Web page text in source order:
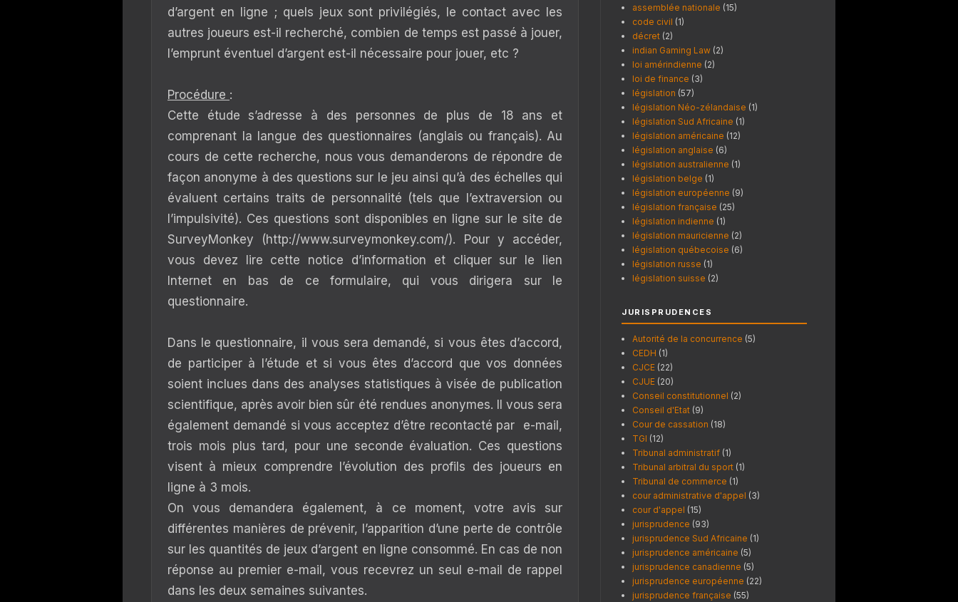
d’argent en ligne ; quels jeux sont privilégiés, le contact avec les
autres joueurs est-il recherché, combien de temps est passé à jouer,
l’emprunt éventuel d’argent est-il nécessaire pour jouer, etc ?
Procédure :
Cette étude s’adresse à des personnes de plus de 18 ans et
comprenant la langue des questionnaires (anglais ou français). Au
cours de cette recherche, nous vous demanderons de répondre de
façon anonyme à des questions sur le jeu ainsi qu’à des échelles qui
évaluent certains traits de personnalité (tels que l’extraversion ou
l’impulsivité). Ces questions sont disponibles en ligne sur le site de
SurveyMonkey (http://www.surveymonkey.com/). Pour y accéder,
vous devez lire cette notice d’information et cliquer sur le lien
Internet en bas de ce formulaire, qui vous dirigera sur le
questionnaire.
Dans le questionnaire, il vous sera demandé, si vous êtes d’accord,
de participer à l’étude et si vous êtes d’accord que vos données
soient inclues dans des analyses statistiques à visée de publication
scientifique, après avoir bien sûr été rendues anonymes. Il vous sera
également demandé si vous acceptez d’être recontacté par e-mail,
trois mois plus tard, pour une seconde évaluation. Ces questions
visent à mieux comprendre l’évolution des profils des joueurs en
ligne à 3 mois.
On vous demandera également, à ce moment, votre avis sur
différentes manières de prévenir, l’apparition d’une perte de contrôle
sur les quantités de jeux d’argent en ligne consommé. En cas de non
réponse au premier e-mail, vous recevrez un seul e-mail de rappel
dans les deux semaines suivantes.
assemblée nationale (15)
code civil (1)
décret (2)
indian Gaming Law (2)
loi amérindienne (2)
loi de finance (3)
législation (57)
législation Néo-zélandaise (1)
législation Sud Africaine (1)
législation américaine (12)
législation anglaise (6)
législation australienne (1)
législation belge (1)
législation européenne (9)
législation française (25)
législation indienne (1)
législation mauricienne (2)
législation québecoise (6)
législation russe (1)
législation suisse (2)
JURISPRUDENCES
Autorité de la concurrence (5)
CEDH (1)
CJCE (22)
CJUE (20)
Conseil constitutionnel (2)
Conseil d'Etat (9)
Cour de cassation (18)
TGI (12)
Tribunal administratif (1)
Tribunal arbitral du sport (1)
Tribunal de commerce (1)
cour administrative d'appel (3)
cour d'appel (15)
jurisprudence (93)
jurisprudence Sud Africaine (1)
jurisprudence américaine (5)
jurisprudence canadienne (5)
jurisprudence européenne (22)
jurisprudence française (55)